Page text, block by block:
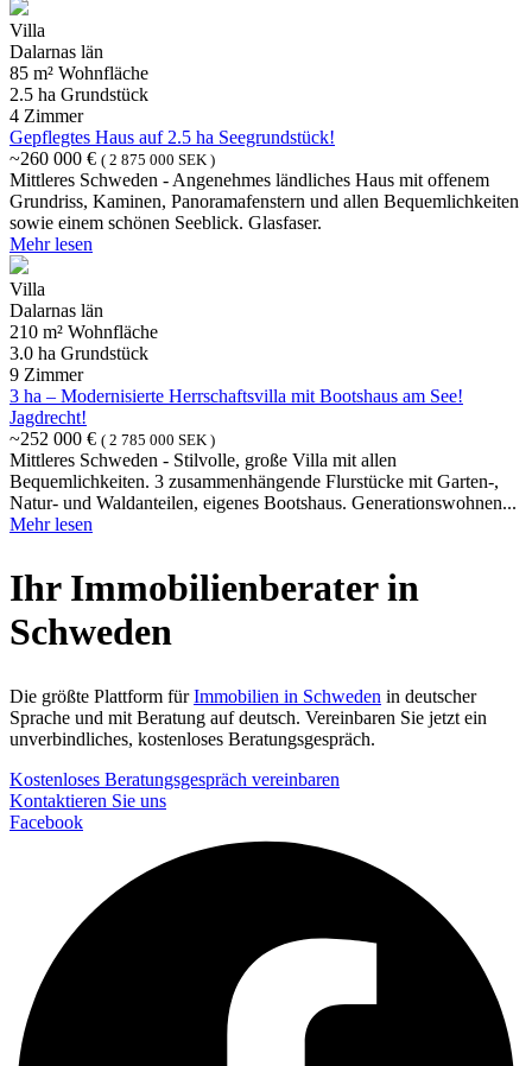
Villa
Dalarnas län
85 m² Wohnfläche
2.5 ha Grundstück
4 Zimmer
Gepflegtes Haus auf 2.5 ha Seegrundstück!
~260 000 € ( 2 875 000 SEK )
Mittleres Schweden - Angenehmes ländliches Haus mit offenem
Grundriss, Kaminen, Panoramafenstern und allen Bequemlichkeiten
sowie einem schönen Seeblick. Glasfaser.
Mehr lesen
Villa
Dalarnas län
210 m² Wohnfläche
3.0 ha Grundstück
9 Zimmer
3 ha – Modernisierte Herrschaftsvilla mit Bootshaus am See!
Jagdrecht!
~252 000 € ( 2 785 000 SEK )
Mittleres Schweden - Stilvolle, große Villa mit allen
Bequemlichkeiten. 3 zusammenhängende Flurstücke mit Garten-,
Natur- und Waldanteilen, eigenes Bootshaus. Generationswohnen...
Mehr lesen
Ihr Immobilienberater in
Schweden
Die größte Plattform fürImmobilien in Schweden in deutscher
Sprache und mit Beratung auf deutsch. Vereinbaren Sie jetzt ein
unverbindliches, kostenloses Beratungsgespräch.
Kostenloses Beratungsgespräch vereinbaren
Kontaktieren Sie uns
Facebook